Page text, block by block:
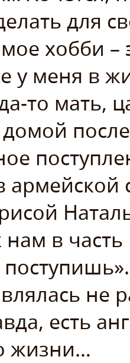
для
хобби
у меня в
то мать,
нам в
не
есть
жизни…